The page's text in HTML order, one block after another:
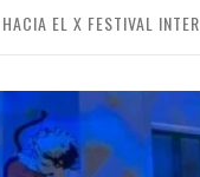
EL X FESTIVAL